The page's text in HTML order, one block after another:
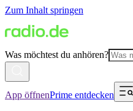
Zum Inhalt springen
Was möchtest du anhören?
App öffnenPrime entdecken